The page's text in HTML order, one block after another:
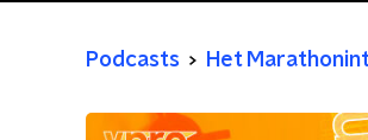
Podcasts Het Marathonint